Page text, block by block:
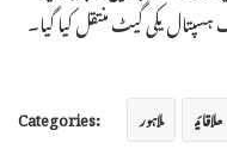
یکی گیٹ منتقل کیا گیا۔
Categories: علاقائی لاہور